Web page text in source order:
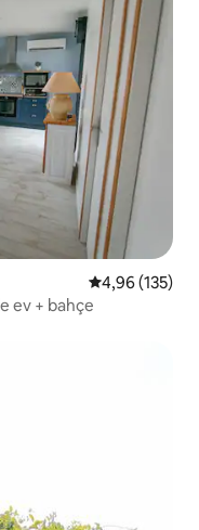
arasında
5 üzerinden
4,96 (135)
ev + bahçe